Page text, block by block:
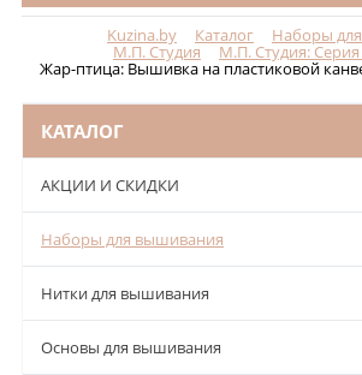
Kuzina.by Каталог Наборы
М.П. Студия М.П. Студия:
Жар-птица: Вышивка на пластиковой
КАТАЛОГ
АКЦИИ И СКИДКИ
Наборы для вышивания
Нитки для вышивания
Основы для вышивания